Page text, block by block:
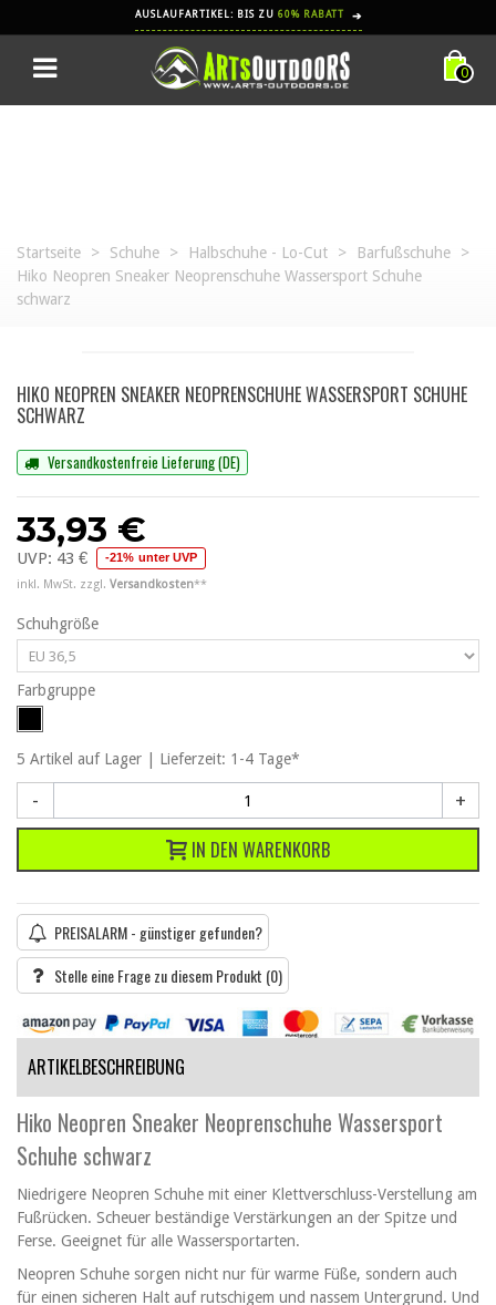
AUSLAUFARTIKEL: BIS ZU 60% RABATT ➔
0
Startseite > Schuhe > Halbschuhe - Lo-Cut > Barfußschuhe
>
Hiko Neopren Sneaker Neoprenschuhe Wassersport Schuhe
schwarz
HIKO NEOPREN SNEAKER NEOPRENSCHUHE WASSERSPORT SCHUHE
SCHWARZ
Versandkostenfreie Lieferung (DE)
33,93 €
UVP: 43 € -21% unter UVP
inkl. MwSt. zzgl. Versandkosten**
Schuhgröße
Farbgruppe
5 Artikel auf Lager | Lieferzeit: 1-4 Tage*
- +
IN DEN WARENKORB
PREISALARM - günstiger gefunden?
Stelle eine Frage zu diesem Produkt (0)
ARTIKELBESCHREIBUNG
Hiko Neopren Sneaker Neoprenschuhe Wassersport
Schuhe schwarz
Niedrigere Neopren Schuhe mit einer Klettverschluss-Verstellung am
Fußrücken. Scheuer beständige Verstärkungen an der Spitze und
Ferse. Geeignet für alle Wassersportarten.
Neopren Schuhe sorgen nicht nur für warme Füße, sondern auch
für einen sicheren Halt auf rutschigem und nassem Untergrund. Und